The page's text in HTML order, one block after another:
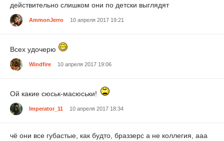
действительно слишком они по детски выглядят
AmmonJerro 10 апреля 2017 19:21
Всех удочерю
Windfire 10 апреля 2017 19:06
Ой какие сюськ-масюськи!
Imperator_11 10 апреля 2017 18:34
чё они все губастые, как будто, браззерс а не коллегия, ааа